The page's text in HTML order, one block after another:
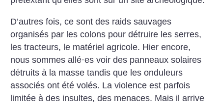
D’autres fois, ce sont des raids sauvages
organisés par les colons pour détruire les serres,
les tracteurs, le matériel agricole. Hier encore,
nous sommes allé·es voir des panneaux solaires
détruits à la masse tandis que les onduleurs
associés ont été volés. La violence est parfois
limitée à des insultes, des menaces. Mais il arrive